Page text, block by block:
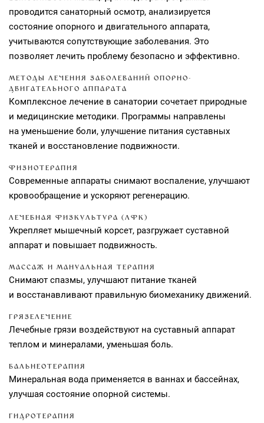
проводится санаторный осмотр, анализируется
состояние опорного и двигательного аппарата,
учитываются сопутствующие заболевания. Это
позволяет лечить проблему безопасно и эффективно.
МЕТОДЫ ЛЕЧЕНИЯ ЗАБОЛЕВАНИЙ ОПОРНО-
ДВИГАТЕЛЬНОГО АППАРАТА
Комплексное лечение в санатории сочетает природные
и медицинские методики. Программы направлены
на уменьшение боли, улучшение питания суставных
тканей и восстановление подвижности.
ФИЗИОТЕРАПИЯ
Современные аппараты снимают воспаление, улучшают
кровообращение и ускоряют регенерацию.
ЛЕЧЕБНАЯ ФИЗКУЛЬТУРА (ЛФК)
Укрепляет мышечный корсет, разгружает суставной
аппарат и повышает подвижность.
МАССАЖ И МАНУАЛЬНАЯ ТЕРАПИЯ
Снимают спазмы, улучшают питание тканей
и восстанавливают правильную биомеханику движений.
ГРЯЗЕЛЕЧЕНИЕ
Лечебные грязи воздействуют на суставный аппарат
теплом и минералами, уменьшая боль.
БАЛЬНЕОТЕРАПИЯ
Минеральная вода применяется в ваннах и бассейнах,
улучшая состояние опорной системы.
ГИДРОТЕРАПИЯ